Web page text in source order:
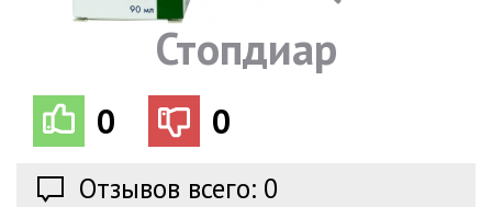
Стопдиар
0 0
Отзывов всего: 0